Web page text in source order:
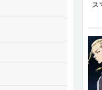
ス